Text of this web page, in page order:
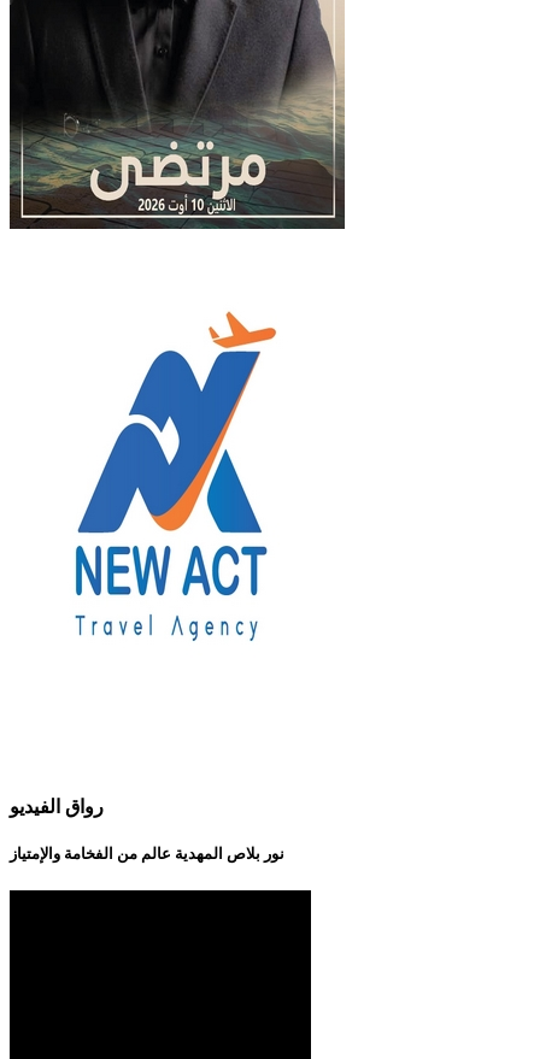
رواق الفيديو
نور بلاص المهدية عالم من الفخامة والإمتياز